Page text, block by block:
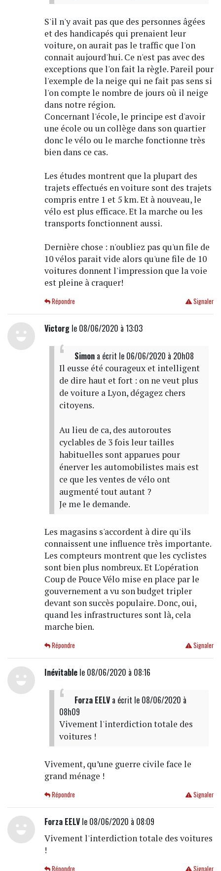
S'il n'y avait pas que des personnes âgées
et des handicapés qui prenaient leur
voiture, on aurait pas le traffic que l'on
connait aujourd'hui. Ce n'est pas avec des
exceptions que l'on fait la règle. Pareil pour
l'exemple de la neige qui ne fait pas sens si
l'on compte le nombre de jours où il neige
dans notre région.
Concernant l'école, le principe est d'avoir
une école ou un collège dans son quartier
donc le vélo ou le marche fonctionne très
bien dans ce cas.
Les études montrent que la plupart des
trajets effectués en voiture sont des trajets
compris entre 1 et 5 km. Et à nouveau, le
vélo est plus efficace. Et la marche ou les
transports fonctionnent aussi.
Dernière chose : n'oubliez pas qu'un file de
10 vélos parait vide alors qu'une file de 10
voitures donnent l'impression que la voie
est pleine à craquer!
Signaler
Répondre
Victorgle 08/06/2020 à 13:03
Simona écrit le 06/06/2020 à 20h08
Il eusse été courageux et intelligent
de dire haut et fort : on ne veut plus
de voiture a Lyon, dégagez chers
citoyens.
Au lieu de ca, des autoroutes
cyclables de 3 fois leur tailles
habituelles sont apparues pour
énerver les automobilistes mais est
ce que les ventes de vélo ont
augmenté tout autant ?
Je me le demande.
Les magasins s'accordent à dire qu'ils
connaissent une influence très importante.
Les compteurs montrent que les cyclistes
sont bien plus nombreux. Et L'opération
Coup de Pouce Vélo mise en place par le
gouvernement a vu son budget tripler
devant son succès populaire. Donc, oui,
quand les infrastructures sont là, cela
marche bien.
Signaler
Répondre
Inévitablele 08/06/2020 à 08:16
Forza EELVa écrit le 08/06/2020 à
08h09
Vivement l'interdiction totale des
voitures !
Vivement, qu’une guerre civile face le
grand ménage !
Signaler
Répondre
Forza EELVle 08/06/2020 à 08:09
Vivement l'interdiction totale des voitures
!
Signaler
Répondre